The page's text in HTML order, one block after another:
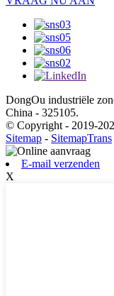
DongOu industriële
China - 325105.
© Copyright - 2019-
Sitemap - SitemapTrans
E-mail verzenden
X